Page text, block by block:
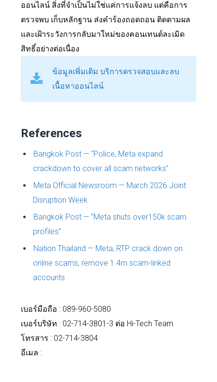
ออนไลน์ สิ่งที่จำเป็นไม่ใช่แค่การแจ้งลบ แต่คือการ
ตรวจพบ เก็บหลักฐาน ส่งคำร้องถอดถอน ติดตามผล
และเฝ้าระวังการกลับมาใหม่ของคอนเทนต์ละเมิด
สิทธิ์อย่างต่อเนื่อง
ข้อมูลเพิ่มเติม บริการตรวจสอบและลบ
เนื้อหาออนไลน์
References
Bangkok Post — “Police, Meta expand
crackdown to cover all scam networks”
Meta Official Newsroom — March 2026 Joint
Disruption Week
Bangkok Post — “Meta shuts over150k scam
profiles”
Nation Thailand — Meta, RTP crack down on
online scams, remove 1.4m scam-linked
accounts
เบอร์มือถือ : 089-960-5080
เบอร์บริษัท : 02-714-3801-3 ต่อ Hi-Tech Team
โทรสาร : 02-714-3804
อีเมล :